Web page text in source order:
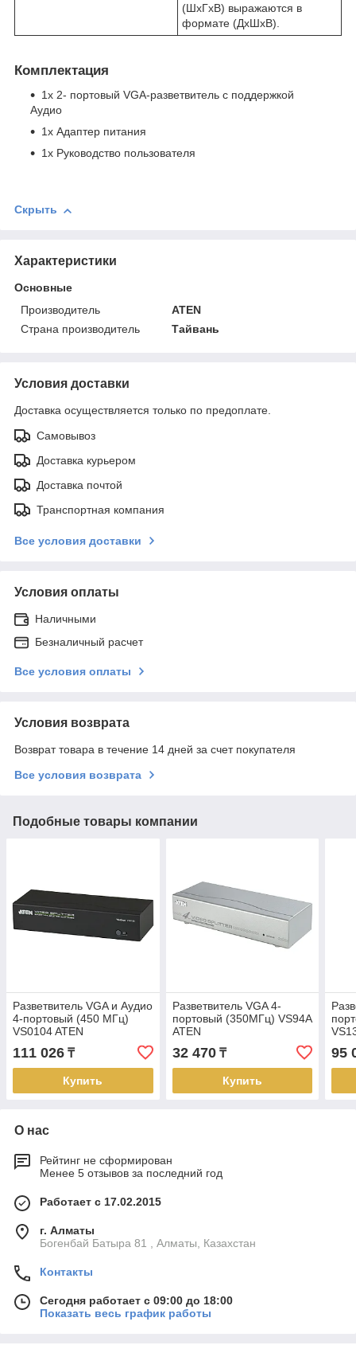
(ШxГxВ) выражаются в
формате (ДxШxВ).
Комплектация
1x 2- портовый VGA-разветвитель с поддержкой
Аудио
1x Адаптер питания
1x Руководство пользователя
Скрыть
Характеристики
Основные
Производитель
ATEN
Страна производитель
Тайвань
Условия доставки
Доставка осуществляется только по предоплате.
Самовывоз
Доставка курьером
Доставка почтой
Транспортная компания
Все условия доставки
Условия оплаты
Наличными
Безналичный расчет
Все условия оплаты
Условия возврата
Возврат товара в течение 14 дней за счет покупателя
Все условия возврата
Подобные товары компании
Разветвитель VGA и Аудио
4-портовый (450 МГц)
VS0104 ATEN
111 026 ₸
Купить
Разветвитель VGA 4-
портовый (350МГц) VS94A
ATEN
32 470₸
Купить
95
О нас
Рейтинг не сформирован
Менее 5 отзывов за последний год
Работает с 17.02.2015
г. Алматы
Богенбай Батыра 81 , Алматы, Казахстан
Контакты
Сегодня работает с 09:00 до 18:00
Показать весь график работы